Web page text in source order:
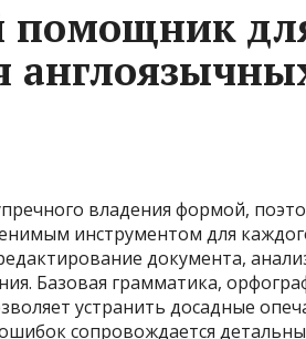
помощник
владения формой,
инструментом для
документа,
Базовая грамматика,
устранить досадные
сопровождается